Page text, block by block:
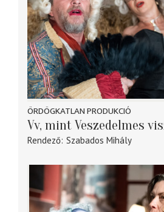
ÖRDÖGKATLAN PRODUKCIÓ
Vv, mint Veszedelmes
Rendező Szabados Mihály